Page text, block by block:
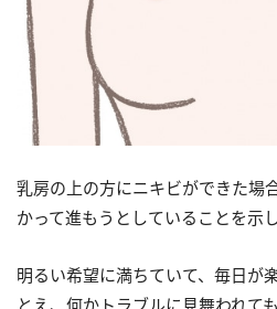
乳房の上の方にニキビができた場
かって進もうとしていることを示し
明るい希望に満ちていて、毎日が
とえ、何かトラブルに見舞われて